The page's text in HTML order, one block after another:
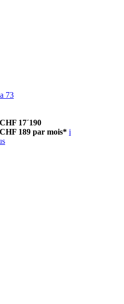
73
17´190
189 par mois* i